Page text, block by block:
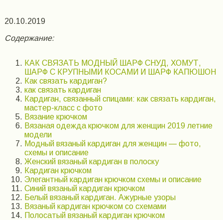
20.10.2019
Содержание:
КАК СВЯЗАТЬ МОДНЫЙ ШАРФ СНУД, ХОМУТ,
ШАРФ С КРУПНЫМИ КОСАМИ И ШАРФ КАПЮШОН
Как связать кардиган?
как связать кардиган
Кардиган, связанный спицами: как связать кардиган,
мастер-класс с фото
Вязание крючком
Вязаная одежда крючком для женщин 2019 летние
модели
Модный вязаный кардиган для женщин — фото,
схемы и описание
Женский вязаный кардиган в полоску
Кардиган крючком
Элегантный кардиган крючком схемы и описание
Синий вязаный кардиган крючком
Белый вязаный кардиган. Ажурные узоры
Вязаный кардиган крючком со схемами
Полосатый вязаный кардиган крючком